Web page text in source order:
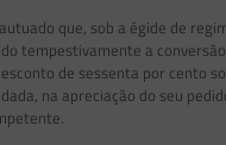
que, sob a égide de
tempestivamente a
de sessenta por cento
na apreciação do seu